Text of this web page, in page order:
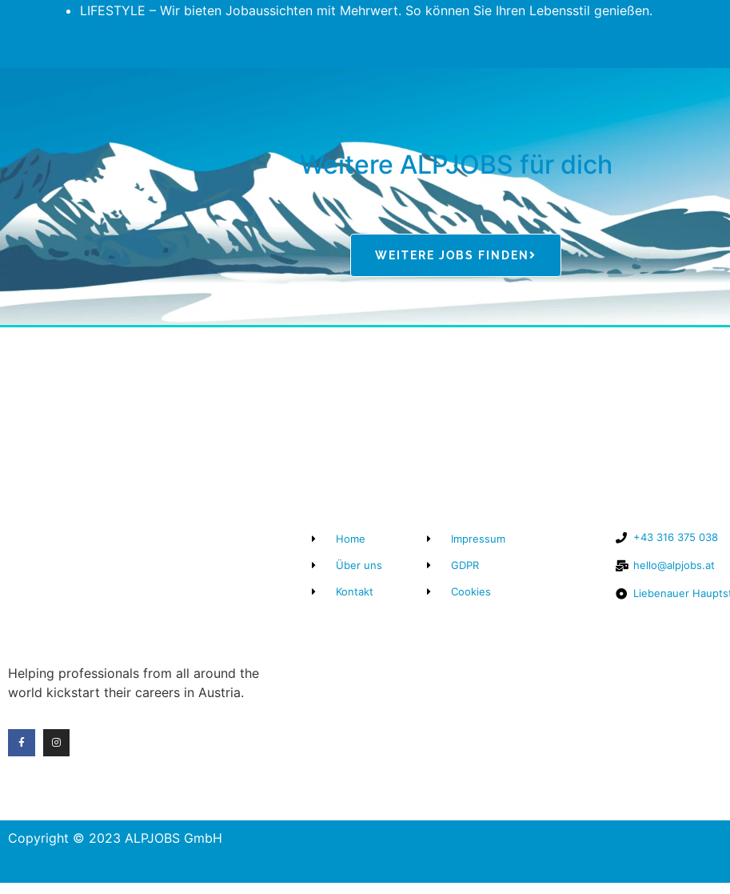
LIFESTYLE – Wir bieten Jobaussichten mit Mehrwert. So können Sie Ihren Lebensstil genießen.
Weitere ALPJOBS für dich
WEITERE JOBS FINDEN
Helping professionals from all around the
world kickstart their careers in Austria.
Home
Über uns
Kontakt
Impressum
GDPR
Cookies
+43 316 375 038
hello@alpjobs.at
Liebenauer
Copyright © 2023 ALPJOBS GmbH